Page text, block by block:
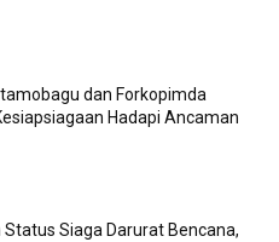
dan Forkopimda
Hadapi Ancaman
Siaga Darurat Bencana,